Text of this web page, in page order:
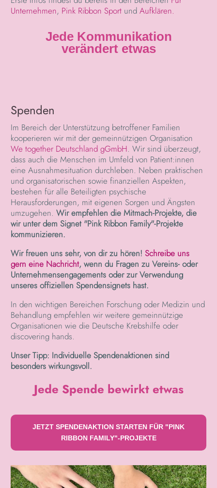
Unternehmen, Pink Ribbon Sport undAufklären.
Jede Kommunikation
verändert etwas
Spenden
Im Bereich der Unterstützung betroffener Familien
kooperieren wir mit der gemeinnützigen Organisation
We together Deutschland gGmbH. Wir sind überzeugt,
dass auch die Menschen im Umfeld von Patient:innen
eine Ausnahmesituation durchleben. Neben praktischen
und organisatorischen sowie finanziellen Aspekten,
bestehen für alle Beteiligten psychische
Herausforderungen, mit eigenen Sorgen und Ängsten
umzugehen.Wir empfehlen die Mitmach-Projekte, die
wir unter dem Signet "Pink Ribbon Family"-Projekte
kommunizieren.
Wir freuen uns sehr, von dir zu hören!Schreibe uns
gern eine Nachricht, wenn du Fragen zu Vereins- oder
Unternehmensengagements oder zur Verwendung
unseres offiziellen Spendensignets hast.
In den wichtigen Bereichen Forschung oder Medizin und
Behandlung empfehlen wir weitere gemeinnützige
Organisationen wie die Deutsche Krebshilfe oder
discovering hands.
Unser Tipp: Individuelle Spendenaktionen sind
besonders wirkungsvoll.
Jede Spende bewirkt etwas
JETZT SPENDENAKTION STARTEN FÜR "PINK
RIBBON FAMILY"-PROJEKTE